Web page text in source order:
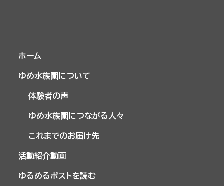
ホーム
ゆめ水族園について
体験者の声
ゆめ水族園につながる人々
これまでのお届け先
活動紹介動画
ゆるめるポストを読む